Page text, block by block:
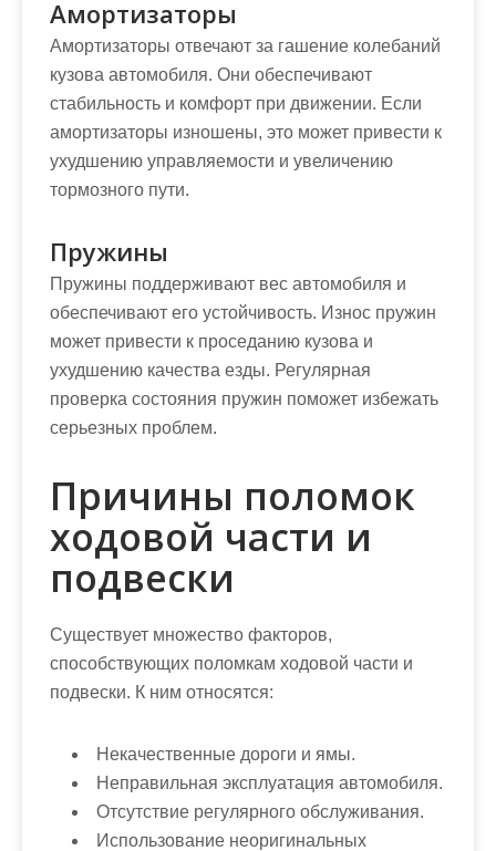
Амортизаторы
Амортизаторы отвечают за гашение колебаний
кузова автомобиля. Они обеспечивают
стабильность и комфорт при движении. Если
амортизаторы изношены, это может привести к
ухудшению управляемости и увеличению
тормозного пути.
Пружины
Пружины поддерживают вес автомобиля и
обеспечивают его устойчивость. Износ пружин
может привести к проседанию кузова и
ухудшению качества езды. Регулярная
проверка состояния пружин поможет избежать
серьезных проблем.
Причины поломок
ходовой части и
подвески
Существует множество факторов,
способствующих поломкам ходовой части и
подвески. К ним относятся:
Некачественные дороги и ямы.
Неправильная эксплуатация автомобиля.
Отсутствие регулярного обслуживания.
Использование неоригинальных